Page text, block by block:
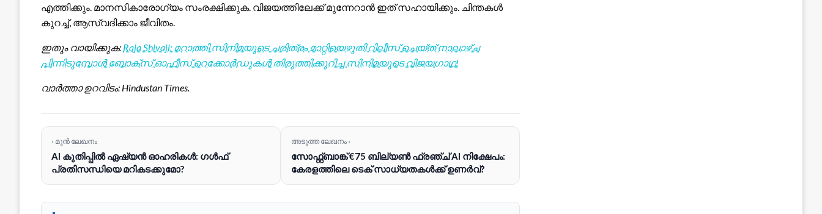
എത്തിക്കും. മാനസികാരോഗ്യം സംരക്ഷിക്കുക. വിജയത്തിലേക്ക് മുന്നേറാൻ ഇത് സഹായിക്കും. ചിന്തകൾ
കുറച്ച്, ആസ്വദിക്കാം ജീവിതം.
ഇതും വായിക്കുക: Raja Shivaji: മറാത്തി സിനിമയുടെ ചരിത്രം മാറ്റിയെഴുതി റിലീസ് ചെയ്ത് നാലാഴ്ച
പിന്നിടുമ്പോൾ ബോക്സ് ഓഫീസ് റെക്കോർഡുകൾ തിരുത്തിക്കുറിച്ച സിനിമയുടെ വിജയഗാഥ!
വാർത്താ ഉറവിടം: Hindustan Times.
‹ മുൻ ലേഖനം
AI കുതിപ്പിൽ ഏഷ്യൻ ഓഹരികൾ: ഗൾഫ്
പ്രതിസന്ധിയെ മറികടക്കുമോ?
അടുത്ത ലേഖനം ›
സോഫ്റ്റ്ബാങ്ക് €75 ബില്യൺ ഫ്രഞ്ച് AI നിക്ഷേപം:
കേരളത്തിലെ ടെക് സാധ്യതകൾക്ക് ഉണർവ്?